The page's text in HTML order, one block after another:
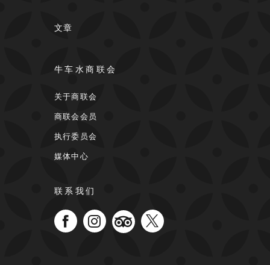
文章
牛车水商联会
关于商联会
商联会会员
执行委员会
媒体中心
联系我们